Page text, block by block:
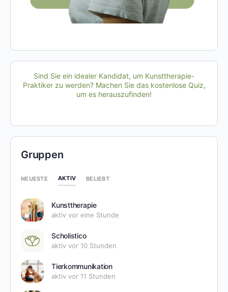
Sind Sie ein idealer Kandidat, um Kunsttherapie-
Praktiker zu werden? Machen Sie das kostenlose Quiz,
um es herauszufinden!
Gruppen
NEUESTE AKTIV BELIEBT
Kunsttherapie
aktiv vor eine Stunde
Scholistico
aktiv vor 10 Stunden
Tierkommunikation
aktiv vor 11 Stunden